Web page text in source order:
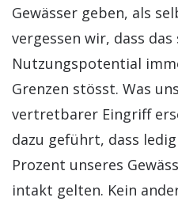
Gewässer geben, als
vergessen wir, dass
Nutzungspotential
Grenzen stösst. Was
vertretbarer Eingriff
dazu geführt, dass
Prozent unseres
intakt gelten. Kein